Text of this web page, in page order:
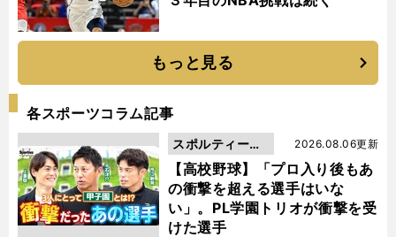
もっと見る
各スポーツコラム記事
【高校野球】「プロ入り後もあ
の衝撃を超える選手はいな
い」。PL学園トリオが衝撃を受
けた選手
2026.08.06更新
スポルティーバ
動画